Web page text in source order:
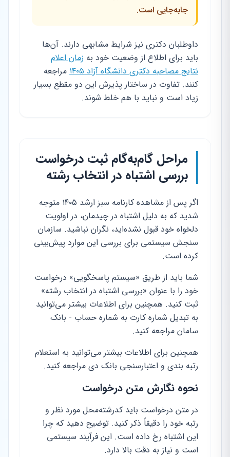
جابه‌جایی است.
داوطلبان دکتری نیز شرایط مشابهی دارند. آن‌ها
باید برای اطلاع از وضعیت خود به زمان اعلام
نتایج مصاحبه دکتری دانشگاه آزاد ۱۴۰۵
مراجعه
کنند. تفاوت در ساختار پذیرش این دو مقطع بسیار
زیاد است و نباید با هم خلط شوند.
مراحل گام‌به‌گام ثبت درخواست
بررسی اشتباه در انتخاب رشته
اگر پس از مشاهده کارنامه سبز ارشد ۱۴۰۵ متوجه
شدید که به دلیل اشتباه در چیدمان، در اولویت
دلخواه خود قبول نشده‌اید، نگران نباشید. سازمان
سنجش سیستمی برای بررسی این موارد پیش‌بینی
کرده است.
شما باید از طریق «سیستم پاسخگویی» درخواست
خود را با عنوان «بررسی اشتباه در انتخاب رشته»
ثبت کنید. همچنین برای اطلاعات بیشتر می‌توانید
به تبدیل شماره کارت به شماره حساب - بانک
سامان مراجعه کنید.
همچنین برای اطلاعات بیشتر می‌توانید به استعلام
رتبه بندی و اعتبارسنجی بانک دی مراجعه کنید.
نحوه نگارش متن درخواست
در متن درخواست باید کدرشته‌محل مورد نظر و
رتبه خود را دقیقاً ذکر کنید. توضیح دهید که چرا
این اشتباه رخ داده است. این فرآیند سیستمی
است و نیاز به دقت بالا دارد.